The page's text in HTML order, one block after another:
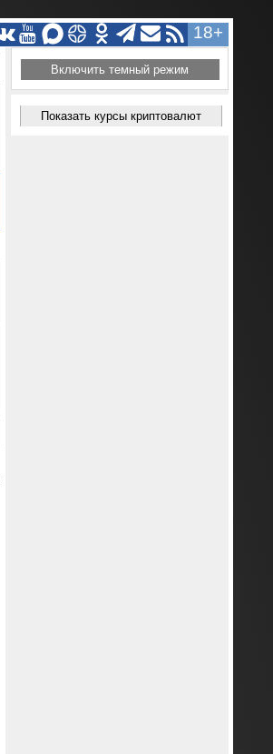
18+
Включить темный режим
Показать курсы криптовалют